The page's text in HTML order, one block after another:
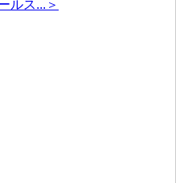
ルス...＞